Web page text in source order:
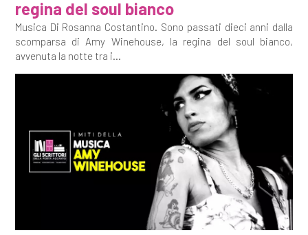
regina del soul bianco
Musica Di Rosanna Costantino. Sono passati dieci anni dalla
scomparsa di Amy Winehouse, la regina del soul bianco,
avvenuta la notte tra i...